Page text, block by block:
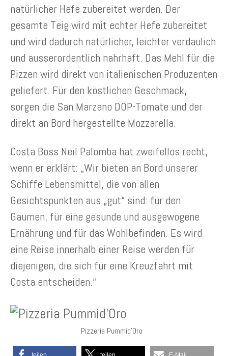
natürlicher Hefe zubereitet werden. Der
gesamte Teig wird mit echter Hefe zubereitet
und wird dadurch natürlicher, leichter verdaulich
und ausserordentlich nahrhaft. Das Mehl für die
Pizzen wird direkt von italienischen Produzenten
geliefert. Für den köstlichen Geschmack,
sorgen die San Marzano DOP-Tomate und der
direkt an Bord hergestellte Mozzarella.
Costa Boss Neil Palomba hat zweifellos recht,
wenn er erklärt: „Wir bieten an Bord unserer
Schiffe Lebensmittel, die von allen
Gesichtspunkten aus „gut“ sind: für den
Gaumen, für eine gesunde und ausgewogene
Ernährung und für das Wohlbefinden. Es wird
eine Reise innerhalb einer Reise werden für
diejenigen, die sich für eine Kreuzfahrt mit
Costa entscheiden.“
Pizzeria Pummid’Oro